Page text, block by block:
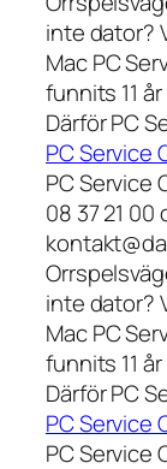
inte dator?
Mac PC
funnits 11
Därför PC
PC Service
PC Service
08 37 21
inte dator?
Mac PC
funnits 11
Därför PC
PC Service
PC Service